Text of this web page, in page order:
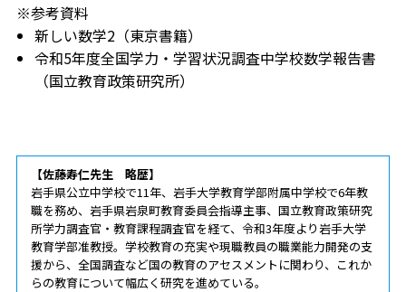
※参考資料
新しい数学2（東京書籍）
令和5年度全国学力・学習状況調査中学校数学報告書
（国立教育政策研究所）
【佐藤寿仁先生 略歴】
岩手県公立中学校で11年、岩手大学教育学部附属中学校で6年教
職を務め、岩手県岩泉町教育委員会指導主事、国立教育政策研究
所学力調査官・教育課程調査官を経て、令和3年度より岩手大学
教育学部准教授。学校教育の充実や現職教員の職業能力開発の支
援から、全国調査など国の教育のアセスメントに関わり、これか
らの教育について幅広く研究を進めている。